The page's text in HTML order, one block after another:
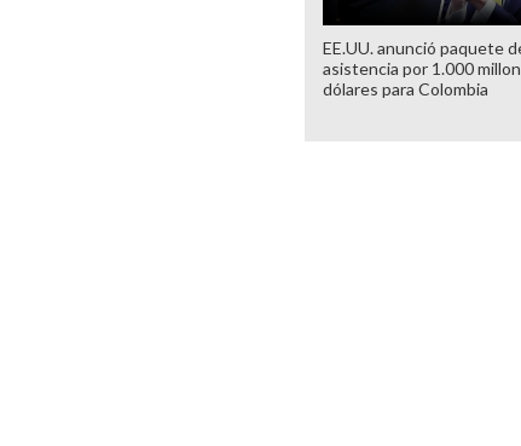
EE.UU. anunció paquete
asistencia por 1.000
dólares para Colombia